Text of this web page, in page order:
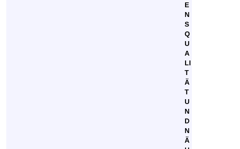
E
N
S
Q
U
A
LI
T
Ä
T
U
N
D
N
Ä